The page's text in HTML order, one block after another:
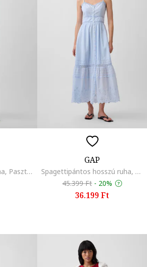
Állítható kantáros ruha, Pasztellkék,
GAP
Spagettipántos hosszú ruha, Pasztellkék,
45.399 Ft - 20%
36.199 Ft